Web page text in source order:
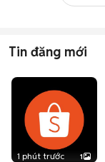
Tin đăng mới
1 phút trước 1